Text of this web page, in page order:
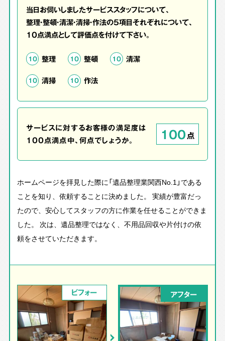
当日お伺いしましたサービススタッフについて、
整理・整頓・清潔・清掃・作法の5項目それぞれについて、
10点満点として評価点を付けて下さい。
10 整理 10 整頓 10 清潔
10 清掃 10 作法
サービスに対するお客様の満足度は
100点満点中、何点でしょうか。
100点
ホームページを拝見した際に「遺品整理業関西No.1」である
ことを知り、依頼することに決めました。 実績が豊富だっ
たので、安心してスタッフの方に作業を任せることができま
した。 次は、遺品整理ではなく、不用品回収や片付けの依
頼をさせていただきます。
ビフォー アフター